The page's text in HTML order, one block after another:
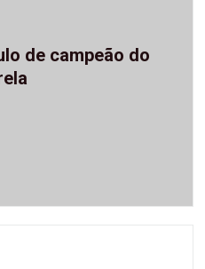
de campeão do